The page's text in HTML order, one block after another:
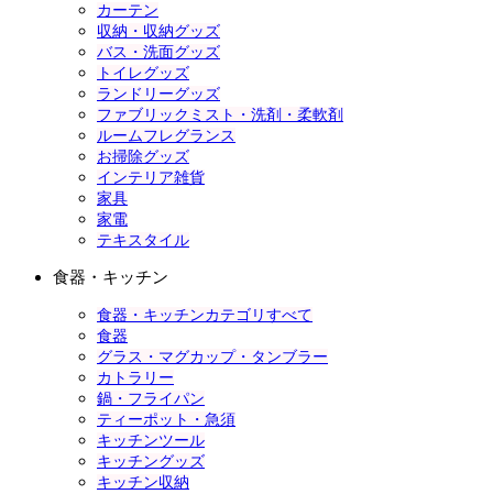
カーテン
収納・収納グッズ
バス・洗面グッズ
トイレグッズ
ランドリーグッズ
ファブリックミスト・洗剤・柔軟剤
ルームフレグランス
お掃除グッズ
インテリア雑貨
家具
家電
テキスタイル
食器・キッチン
食器・キッチンカテゴリすべて
食器
グラス・マグカップ・タンブラー
カトラリー
鍋・フライパン
ティーポット・急須
キッチンツール
キッチングッズ
キッチン収納